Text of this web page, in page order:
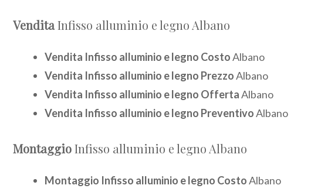
VenditaInfisso alluminio e legno Albano
Vendita Infisso alluminio e legno CostoAlbano
Vendita Infisso alluminio e legno PrezzoAlbano
Vendita Infisso alluminio e legno OffertaAlbano
Vendita Infisso alluminio e legno PreventivoAlbano
MontaggioInfisso alluminio e legno Albano
Montaggio Infisso alluminio e legno CostoAlbano